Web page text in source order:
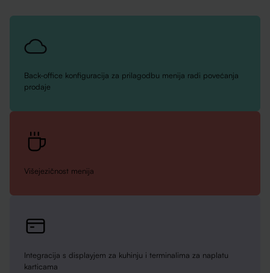
Back-office konfiguracija za prilagodbu menija radi povećanja
prodaje
Višejezičnost menija
Integracija s displayjem za kuhinju i terminalima za naplatu
karticama